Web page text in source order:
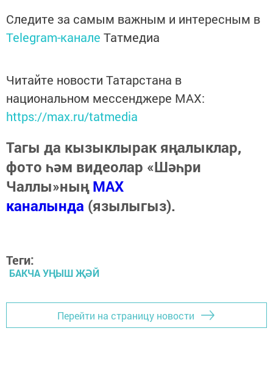
Следите за самым важным и интересным в
Telegram-канале Татмедиа
Читайте новости Татарстана в
национальном мессенджере MАХ:
https://max.ru/tatmedia
Тагы да кызыклырак яңалыклар,
фото һәм видеолар «Шәһри
Чаллы»ныңMAX
каналында (язылыгыз).
Теги:
БАКЧА УҢЫШ ҖӘЙ
Перейти на страницу новости